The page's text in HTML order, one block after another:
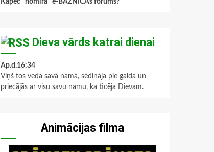
Kāpēc "nomira" e-BAZNĪCAs forums?
Dieva vārds katrai dienai
Ap.d.16:34
Viņš tos veda savā namā, sēdināja pie galda un
priecājās ar visu savu namu, ka ticēja Dievam.
Animācijas filma